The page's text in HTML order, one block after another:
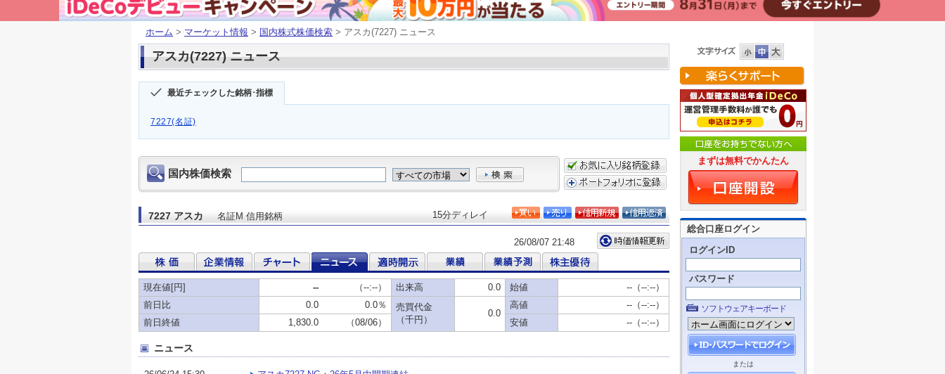
ホーム > マーケット情報 > 国内株式株価検索 > アスカ(7227) ニュース
アスカ(7227) ニュース
最近チェックした銘柄･指標
7227(名証)
まずは無料でかんたん
総合口座ログイン
ログインID
パスワード
ソフトウェアキーボード
または